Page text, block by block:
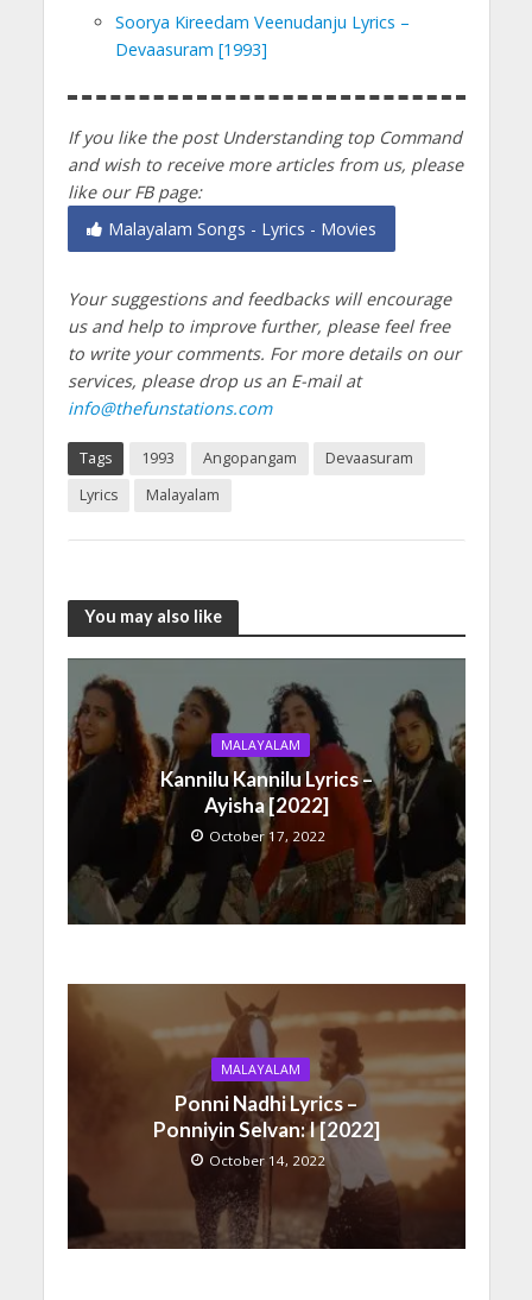
Soorya Kireedam Veenudanju Lyrics –
Devaasuram [1993]
If you like the post Understanding top Command
and wish to receive more articles from us, please
like our FB page:
Malayalam Songs - Lyrics - Movies
Your suggestions and feedbacks will encourage
us and help to improve further, please feel free
to write your comments. For more details on our
services, please drop us an E-mail at
info@thefunstations.com
Tags 1993 Angopangam
Devaasuram
Lyrics
Malayalam
You may also like
MALAYALAM
Kannilu Kannilu Lyrics –
Ayisha [2022]
October 17, 2022
MALAYALAM
Ponni Nadhi Lyrics –
Ponniyin Selvan: I [2022]
October 14, 2022